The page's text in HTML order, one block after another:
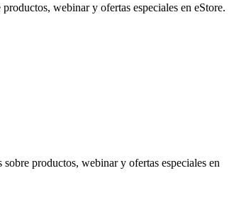
webinar y ofertas especiales en eStore.
productos, webinar y ofertas especiales en